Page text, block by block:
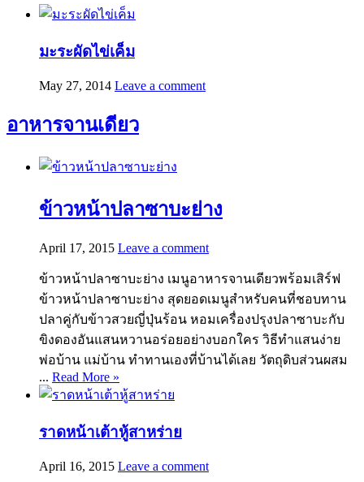
มะระผัดไข่เค็ม
May 27, 2014 Leave a comment
อาหารจานเดียว
ข้าวหน้าปลาซาบะย่าง
April 17, 2015 Leave a comment
ข้าวหน้าปลาซาบะย่าง เมนูอาหารจานเดียวพร้อมเสิร์ฟ
ข้าวหน้าปลาซาบะย่าง สุดยอดเมนูสำหรับคนที่ชอบทาน
ปลาคู่กับข้าวสวยญี่ปุ่นร้อน หอมเครื่องปรุงปลาซาบะกับ
ขิงดองอันแสนหวานอร่อยอย่างบอกใคร วิธีทำแสนง่าย
พ่อบ้าน แม่บ้าน ทำทานเองที่บ้านได้เลย วัตถุดิบส่วนผสม
... Read More »
ราดหน้าเต้าหู้สาหร่าย
April 16, 2015 Leave a comment